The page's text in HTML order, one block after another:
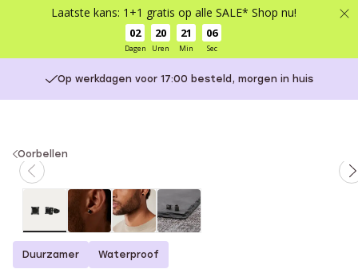
Laatste kans: 1+1 gratis op alle SALE* Shop nu!
02
Dagen
20
Uren
21
Min
06
Sec
Op werkdagen voor 17:00 besteld, morgen in huis
You
are
Oorbellen
Duurzamer Waterproof